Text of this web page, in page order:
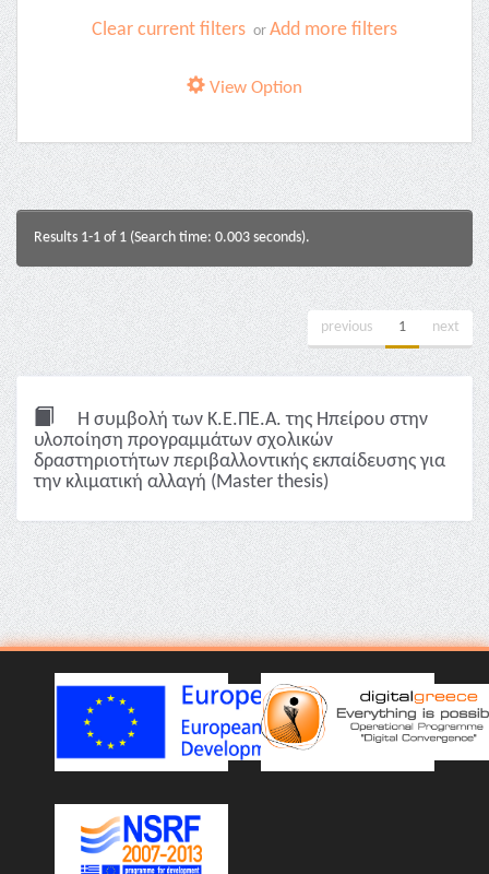
Clear current filters or Add more filters
View Option
Results 1-1 of 1 (Search time: 0.003 seconds).
previous 1 next
Η συμβολή των Κ.Ε.ΠΕ.Α. της Ηπείρου στην
υλοποίηση προγραμμάτων σχολικών
δραστηριοτήτων περιβαλλοντικής εκπαίδευσης για
την κλιματική αλλαγή (Master thesis)